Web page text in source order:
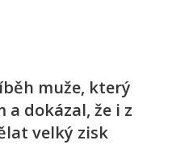
muže, který
dokázal, že i z
velký zisk